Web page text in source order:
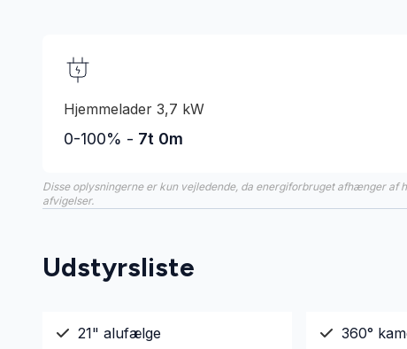
Hjemmelader 3,7 kW
0-100% - 7t 0m
Disse oplysningerne er kun vejledende, da energiforbruget afhænger
afvigelser.
Udstyrsliste
21" alufælge 360°